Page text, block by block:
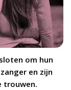
om hun
en zijn
trouwen.